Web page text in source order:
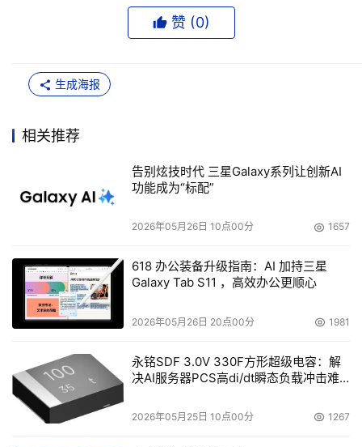
他称：这意味着更多的中小企业　（SMB）正在制定业
务连续性计划，它们注重于传统的“shared subscription”计
惠普最近宣布的StorageWorks多站点容灾方案，其原则是
“不接受停机和每笔交易是重要的”。
对于那些制定灾难恢复计划的公司来说，Fowler建议它
们不要只关注会发生什么，也要关注事件的延伸以及可能的
后果，并从这些地方着手工作。
一位惠普公司的客户遇到了本次灾难，但结果并不坏。
到惠普的位于美国费城的50,000平方英尺的恢复中心，通
过备份的数据，继续运营。其他几个客户也已经通知惠普，
如果停电时间再长下去，也可能会切换到恢复中心来运行。
在惠普的位于加拿大多伦多的设施中，14个外包客户和
HP内部运营的数据都放在稳定的，具有双操作功能和完全
冗余功能的数据中心进行处理。当发生停电事故时，惠普公
司称数据中心可以无缝地转移到UPS机房中，之后把整整一
赞 (0)
生成海报
相关推荐
告别炫技时代 三星Galaxy系列让创新AI
功能成为“标配”
2026年05月26日 10点00分 1657
618 办公装备升级指南：AI 加持三星
Galaxy Tab S11 ，高效办公更顺心
2026年05月26日 20点00分 1981
永铭SDF 3.0V 330F方形超级电容：解
决AI服务器PCS高di/dt瞬态负载冲击难
2026年05月25日 10点00分 1267